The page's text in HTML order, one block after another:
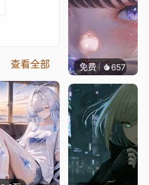
查看全部 免费 657辰东